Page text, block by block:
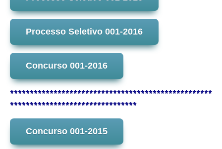
Processo Seletivo 001-2016
Concurso 001-2016
***************************************************
********************************
Concurso 001-2015